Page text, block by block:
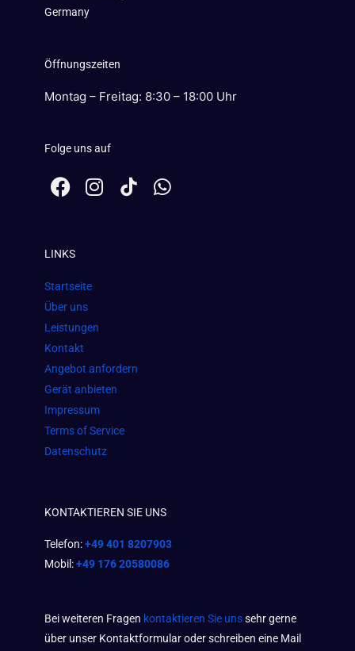
Germany
Öffnungszeiten
Montag – Freitag: 8:30 – 18:00 Uhr
Folge uns auf
F
a
b
o
o
k
I
n
m
W
h
LINKS
Startseite
Über uns
Leistungen
Kontakt
Angebot anfordern
Gerät anbieten
Impressum
Terms of Service
Datenschutz
KONTAKTIEREN SIE UNS
Telefon:+49 401 8207903
Mobil:+49 176 20580086
Bei weiteren Fragen kontaktieren Sie unssehr gerne
über unser Kontaktformular oder schreiben eine Mail